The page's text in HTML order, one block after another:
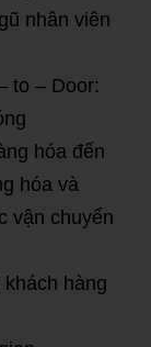
nhân viên
to – Door:
hóa đến
hóa và
vận chuyển
hàng